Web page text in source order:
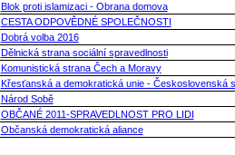
Blok proti islamizaci - Obrana domova
CESTA ODPOVĚDNÉ SPOLEČNOSTI
Dobrá volba 2016
Dělnická strana sociální spravedlnosti
Komunistická strana Čech a Moravy
Křesťanská a demokratická unie - Československá
Národ Sobě
OBČANÉ 2011-SPRAVEDLNOST PRO LIDI
Občanská demokratická aliance